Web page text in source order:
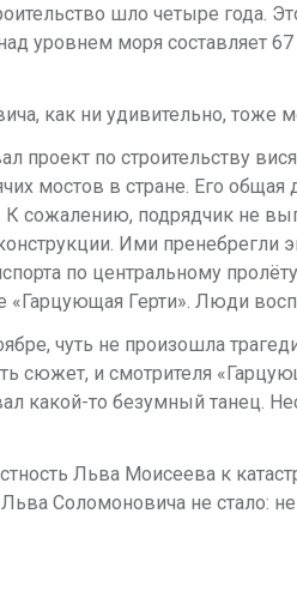
шло четыре года.
уровнем моря составляет
как ни удивительно, тоже
проект по строительству
мостов в стране. Его
сожалению, подрядчик не
Ими
по центральному
Герти». Люди
чуть не произошла
сюжет, и смотрителя
какой-то безумный танец.
Льва Моисеева к
Соломоновича не стало: